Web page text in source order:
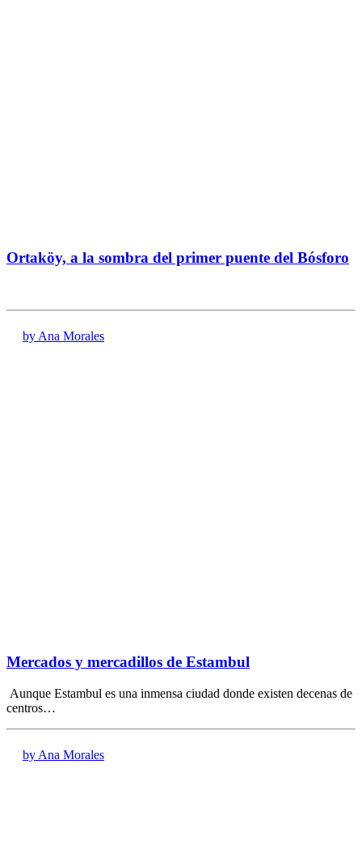
Ortaköy, a la sombra del primer puente del Bósforo
by Ana Morales
Mercados y mercadillos de Estambul
Aunque Estambul es una inmensa ciudad donde existen decenas de
centros…
by Ana Morales